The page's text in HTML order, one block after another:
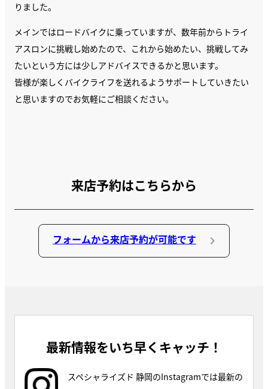
りました。
メインではロードバイクに乗っていますが、数年前からトライ
アスロンに挑戦し始めたので、これから始めたい、挑戦してみ
たいという方には少しアドバイスできるかと思います。
皆様が楽しくバイクライフを送れるようサポートしていきたい
と思いますのでお気軽にご相談ください。
来店予約はこちらから
フォームから来店予約が可能です
最新情報をいち早くキャッチ！
スペシャライズド 静岡のInstagramでは最新の